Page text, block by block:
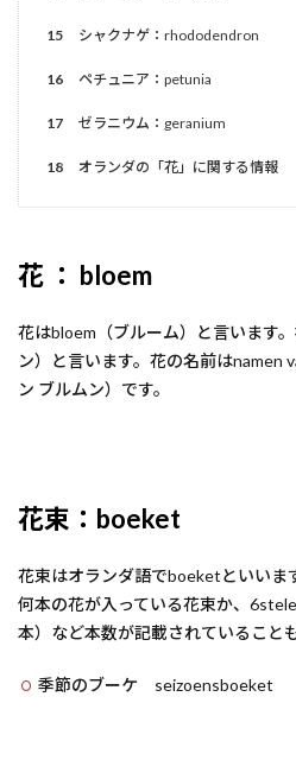
15 シャクナゲ：rhododendron
16 ペチュニア：petunia
17 ゼラニウム：geranium
18 オランダの「花」に関する情報
花 ： bloem
花はbloem（ブルーム）と言います
ン）と言います。花の名前はnamen
ン ブルムン）です。
花束：boeket
花束はオランダ語でboeketといいま
何本の花が入っている花束か、
本）など本数が記載されていること
季節のブーケ seizoensboeket